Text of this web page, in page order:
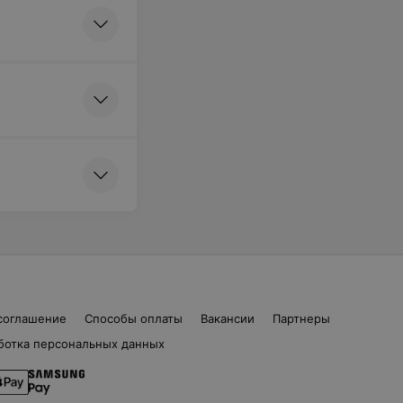
Способы оплаты Вакансии
Партнеры
персональных данных